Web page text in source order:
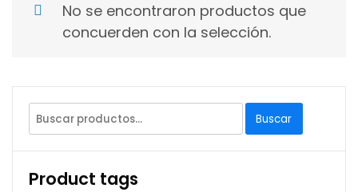
No se encontraron productos que
concuerden con la selección.
Buscar
Product tags